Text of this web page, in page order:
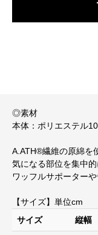
◎素材
本体：ポリエステル
A.ATH®繊維の原綿を
気になる部位を集中
ワッフルサポーター
【サイズ】単位cm
サイズ
縦幅